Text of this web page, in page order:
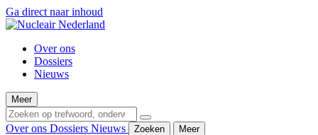
Ga direct naar inhoud
Over ons
Dossiers
Nieuws
Meer
Over ons Dossiers Nieuws Zoeken Meer